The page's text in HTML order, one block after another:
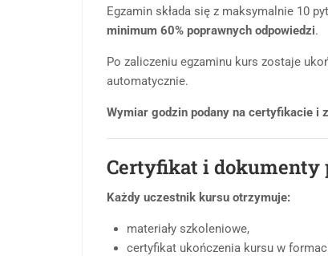
Egzamin składa się z maksymalnie 10
minimum 60% poprawnych odpowiedzi.
Po zaliczeniu egzaminu kurs zostaje
automatycznie.
Wymiar godzin podany na certyfikacie i
Certyfikat i dokumenty
Każdy uczestnik kursu otrzymuje:
materiały szkoleniowe,
certyfikat ukończenia kursu w